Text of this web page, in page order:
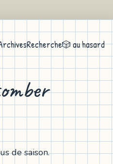
Recherche🎲 au hasard
de saison.